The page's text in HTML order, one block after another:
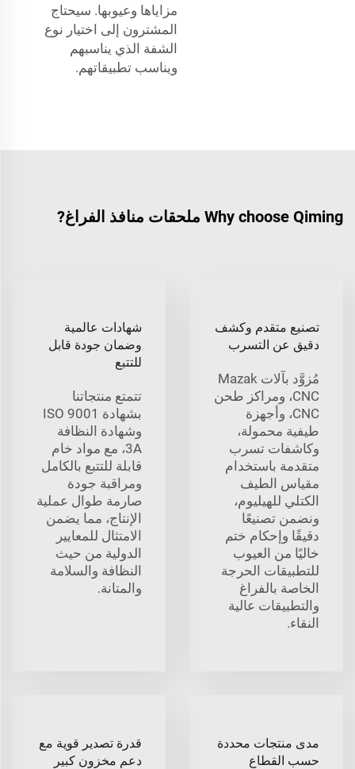
مزاياها وعيوبها. سيحتاج
المشترون إلى اختيار نوع
الشفة الذي يناسبهم
ويناسب تطبيقاتهم.
Why choose Qiming ملحقات منافذ الفراغ?
تصنيع متقدم وكشف
دقيق عن التسرب
مُزوَّد بآلات Mazak
CNC، ومراكز طحن
CNC، وأجهزة
طيفية محمولة،
وكاشفات تسرب
متقدمة باستخدام
مقياس الطيف
الكتلي للهيليوم،
ونضمن تصنيعًا
دقيقًا وإحكام ختم
خاليًا من العيوب
للتطبيقات الحرجة
الخاصة بالفراغ
والتطبيقات عالية
النقاء.
شهادات عالمية
وضمان جودة قابل
للتتبع
تتمتع منتجاتنا
بشهادة ISO 9001
وشهادة النظافة
3A، مع مواد خام
قابلة للتتبع بالكامل
ومراقبة جودة
صارمة طوال عملية
الإنتاج، مما يضمن
الامتثال للمعايير
الدولية من حيث
النظافة والسلامة
والمتانة.
مدى منتجات محددة
حسب القطاع
قدرة تصدير قوية مع
دعم مخزون كبير